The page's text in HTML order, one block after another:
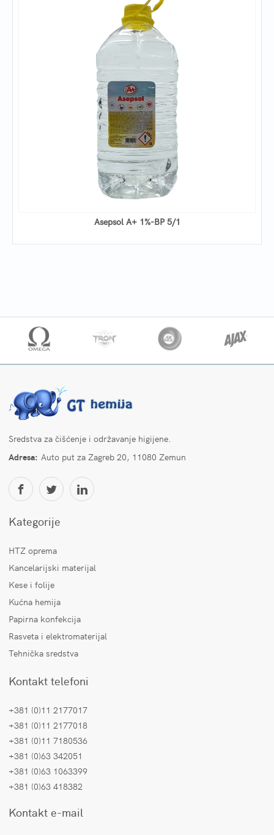
Asepsol A+ 1%-BP 5/1
Sredstva za čišćenje i održavanje higijene.
Adresa: Auto put za Zagreb 20, 11080 Zemun
Kategorije
HTZ oprema
Kancelarijski materijal
Kese i folije
Kućna hemija
Papirna konfekcija
Rasveta i elektromaterijal
Tehnička sredstva
Kontakt telefoni
+381 (0)11 2177017
+381 (0)11 2177018
+381 (0)11 7180536
+381 (0)63 342051
+381 (0)63 1063399
+381 (0)63 418382
Kontakt e-mail